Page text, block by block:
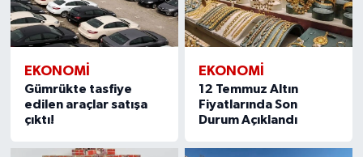
EKONOMI
Gümrükte tasfiye
edilen araçlar satışa
çıktı!
EKONOMI
12 Temmuz Altın
Fiyatlarında Son
Durum Açıklandı